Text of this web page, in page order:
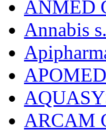
ANMED
Annabis
ARCAM